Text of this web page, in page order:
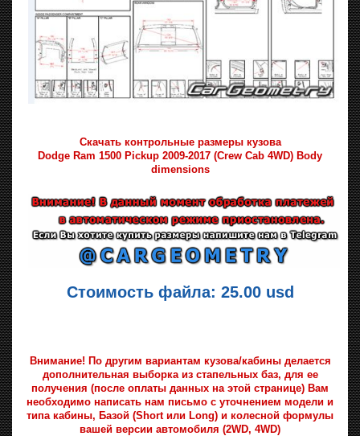
Скачать контрольные размеры кузова
Dodge Ram 1500 Pickup 2009-2017 (Crew Cab 4WD) Body
dimensions
Стоимость файла: 25.00 usd
Внимание! По другим вариантам кузова/кабины делается
дополнительная выборка из стапельных баз, для ее
получения (после оплаты данных на этой странице) Вам
необходимо написать нам письмо с уточнением модели и
типа кабины, Базой (Short или Long) и колесной формулы
вашей версии автомобиля (2WD, 4WD)